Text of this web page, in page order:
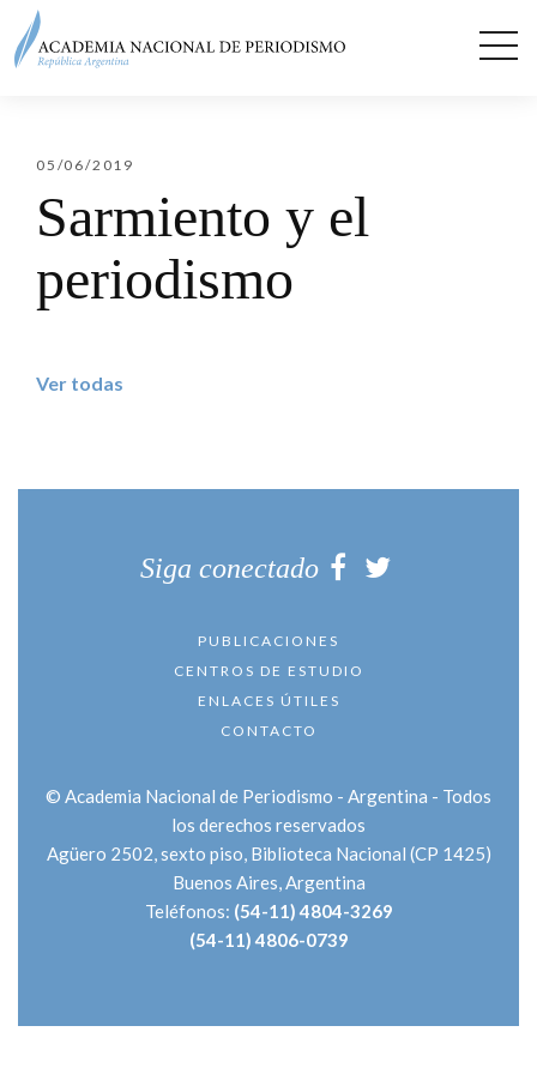
05/06/2019
Sarmiento y el
periodismo
Ver todas
Siga conectado
PUBLICACIONES
CENTROS DE ESTUDIO
ENLACES ÚTILES
CONTACTO
© Academia Nacional de Periodismo - Argentina - Todos
los derechos reservados
Agüero 2502, sexto piso, Biblioteca Nacional (CP 1425)
Buenos Aires,Argentina
Teléfonos: (54-11) 4804-3269
(54-11) 4806-0739